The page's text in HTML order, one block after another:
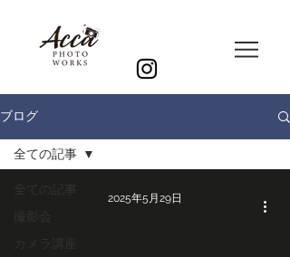
ブログ
全ての記事
2025年5月29日